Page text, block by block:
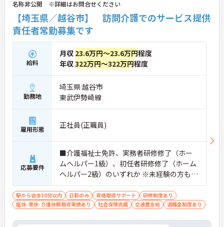
名称非公開 ※詳細はお問合せください
【埼玉県／越谷市】 訪問介護でのサービス提供
責任者常勤募集です
給料
月収 23.6万円～23.6万円程度
年収322万円～322万円程度
勤務地
埼玉県 越谷市
東武伊勢崎線
雇用形態 正社員(正職員)
応募要件
■介護福祉士免許、実務者研修修了（ホー
ムヘルパー1級）、初任者研修修了（ホーム
ヘルパー2級）のいずれか ※未経験の方も相
談可
駅から徒歩10分以内 日勤のみ 資格取得サポート
研修制度あり
産休･育休･介護休暇取得実績あり
社会保険完備 交通費支給 退職金制度あり